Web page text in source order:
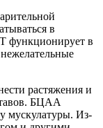
в
функционирует в
растяжения и
БЦАА
мускулатуры. Из-